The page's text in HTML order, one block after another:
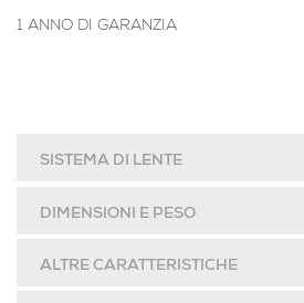
1 ANNO DI GARANZIA
SISTEMA DI LENTE
DIMENSIONI E PESO
ALTRE CARATTERISTICHE